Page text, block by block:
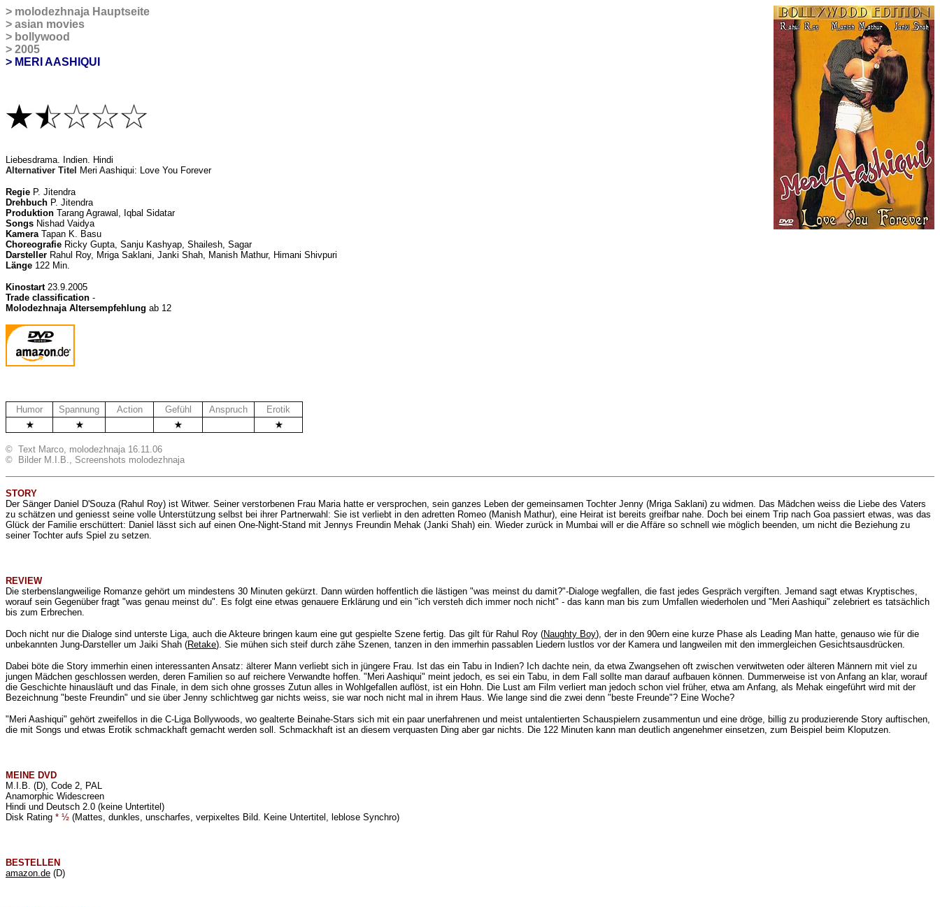
> molodezhnaja Hauptseite
> asian movies
> bollywood
> 2005
> MERI AASHIQUI
Liebesdrama. Indien. Hindi
Alternativer Titel
Meri Aashiqui: Love You Forever
Regie P. Jitendra
Drehbuch P. Jitendra
Produktion Tarang Agrawal, Iqbal Sidatar
Songs Nishad Vaidya
KameraTapan K. Basu
Choreografie Ricky Gupta, Sanju Kashyap, Shailesh, Sagar
Darsteller Rahul Roy, Mriga Saklani, Janki Shah, Manish Mathur, Himani Shivpuri
Länge 122 Min.
Kinostart23.9.2005
Trade classification -
Molodezhnaja Altersempfehlung ab 12
Humor Spannung Action Gefühl Anspruch
Erotik
© Text Marco, molodezhnaja 16.11.06
© Bilder M.I.B., Screenshots molodezhnaja
STORY
Der Sänger Daniel D'Souza (Rahul Roy) ist Witwer. Seiner verstorbenen Frau Maria hatte er versprochen, sein ganzes Leben der gemeinsamen Tochter Jenny (Mriga Saklani) zu widmen. Das Mädchen weiss die Liebe des Vaters
zu schätzen und geniesst seine volle Unterstützung selbst bei ihrer Partnerwahl: Sie ist verliebt in den adretten Romeo (Manish Mathur), eine Heirat ist bereits greifbar nahe. Doch bei einem Trip nach Goa passiert etwas, was das
Glück der Familie erschüttert: Daniel lässt sich auf einen One-Night-Stand mit Jennys Freundin Mehak (Janki Shah) ein. Wieder zurück in Mumbai will er die Affäre so schnell wie möglich beenden, um nicht die Beziehung zu
seiner Tochter aufs Spiel zu setzen.
REVIEW
Die sterbenslangweilige Romanze gehört um mindestens 30 Minuten gekürzt. Dann würden hoffentlich die lästigen "was meinst du damit?"-Dialoge wegfallen, die fast jedes Gespräch vergiften. Jemand sagt etwas Kryptisches,
worauf sein Gegenüber fragt "was genau meinst du". Es folgt eine etwas genauere Erklärung und ein "ich versteh dich immer noch nicht" - das kann man bis zum Umfallen wiederholen und "Meri Aashiqui" zelebriert es tatsächlich
bis zum Erbrechen.
Doch nicht nur die Dialoge sind unterste Liga, auch die Akteure bringen kaum eine gut gespielte Szene fertig. Das gilt für Rahul Roy (Naughty Boy), der in den 90ern eine kurze Phase als Leading Man hatte, genauso wie für die
unbekannten Jung-Darsteller um Jaiki Shah (Retake). Sie mühen sich steif durch zähe Szenen, tanzen in den immerhin passablen Liedern lustlos vor der Kamera und langweilen mit den immergleichen Gesichtsausdrücken.
Dabei böte die Story immerhin einen interessanten Ansatz: älterer Mann verliebt sich in jüngere Frau. Ist das ein Tabu in Indien? Ich dachte nein, da etwa Zwangsehen oft zwischen verwitweten oder älteren Männern mit viel zu
jungen Mädchen geschlossen werden, deren Familien so auf reichere Verwandte hoffen. "Meri Aashiqui" meint jedoch, es sei ein Tabu, in dem Fall sollte man darauf aufbauen können. Dummerweise ist von Anfang an klar, worauf
die Geschichte hinausläuft und das Finale, in dem sich ohne grosses Zutun alles in Wohlgefallen auflöst, ist ein Hohn. Die Lust am Film verliert man jedoch schon viel früher, etwa am Anfang, als Mehak eingeführt wird mit der
Bezeichnung "beste Freundin" und sie über Jenny schlichtweg gar nichts weiss, sie war noch nicht mal in ihrem Haus. Wie lange sind die zwei denn "beste Freunde"? Eine Woche?
"Meri Aashiqui" gehört zweifellos in die C-Liga Bollywoods, wo gealterte Beinahe-Stars sich mit ein paar unerfahrenen und meist untalentierten Schauspielern zusammentun und eine dröge, billig zu produzierende Story auftischen,
die mit Songs und etwas Erotik schmackhaft gemacht werden soll. Schmackhaft ist an diesem verquasten Ding aber gar nichts. Die 122 Minuten kann man deutlich angenehmer einsetzen, zum Beispiel beim Kloputzen.
MEINE DVD
M.I.B. (D), Code 2, PAL
Anamorphic Widescreen
Hindi und Deutsch 2.0 (keine Untertitel)
Disk Rating * ½ (Mattes, dunkles, unscharfes, verpixeltes Bild. Keine Untertitel, leblose Synchro)
BESTELLEN
amazon.de (D)